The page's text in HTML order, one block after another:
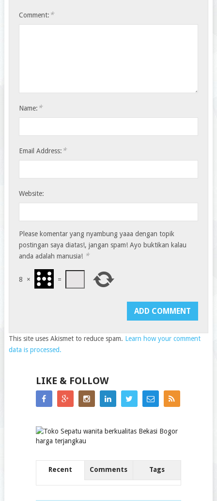
Comment: *
Name: *
Email Address: *
Website:
Please komentar yang nyambung yaaa dengan topik
postingan saya diatas!, jangan spam! Ayo buktikan kalau
anda adalah manusia! *
8 × =
This site uses Akismet to reduce spam. Learn how your comment
data is processed.
LIKE & FOLLOW
Recent Comments Tags